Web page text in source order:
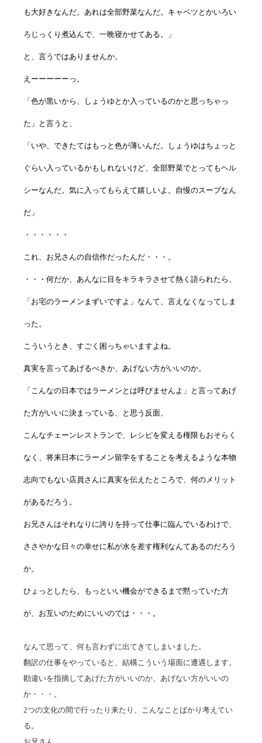
も大好きなんだ。あれは全部野菜なんだ。キャベツとかいろい
ろじっくり煮込んで、一晩寝かせてある。」
と、言うではありませんか。
えーーーーーっ。
「色が黒いから、しょうゆとか入っているのかと思っちゃっ
た」と言うと、
「いや、できたてはもっと色が薄いんだ。しょうゆはちょっと
ぐらい入っているかもしれないけど、全部野菜でとってもヘル
シーなんだ。気に入ってもらえて嬉しいよ。自慢のスープなん
だ」
・・・・・・
これ、お兄さんの自信作だったんだ・・・。
・・・何だか、あんなに目をキラキラさせて熱く語られたら、
「お宅のラーメンまずいですよ」なんて、言えなくなってしま
った。
こういうとき、すごく困っちゃいますよね。
真実を言ってあげるべきか、あげない方がいいのか。
「こんなの日本ではラーメンとは呼びませんよ」と言ってあげ
た方がいいに決まっている、と思う反面、
こんなチェーンレストランで、レシピを変える権限もおそらく
なく、将来日本にラーメン留学をすることを考えるような本物
志向でもない店員さんに真実を伝えたところで、何のメリット
があるだろう。
お兄さんはそれなりに誇りを持って仕事に臨んでいるわけで、
ささやかな日々の幸せに私が水を差す権利なんてあるのだろう
か。
ひょっとしたら、もっといい機会ができるまで黙っていた方
が、お互いのためにいいのでは・・・。
なんて思って、何も言わずに出てきてしまいました。
翻訳の仕事をやっていると、結構こういう場面に遭遇します。
勘違いを指摘してあげた方がいいのか、あげない方がいいの
か・・・。
2つの文化の間で行ったり来たり、こんなことばかり考えてい
る。